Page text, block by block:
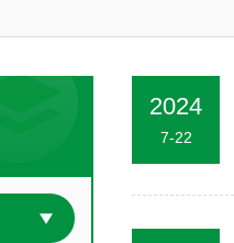
2024
7-22